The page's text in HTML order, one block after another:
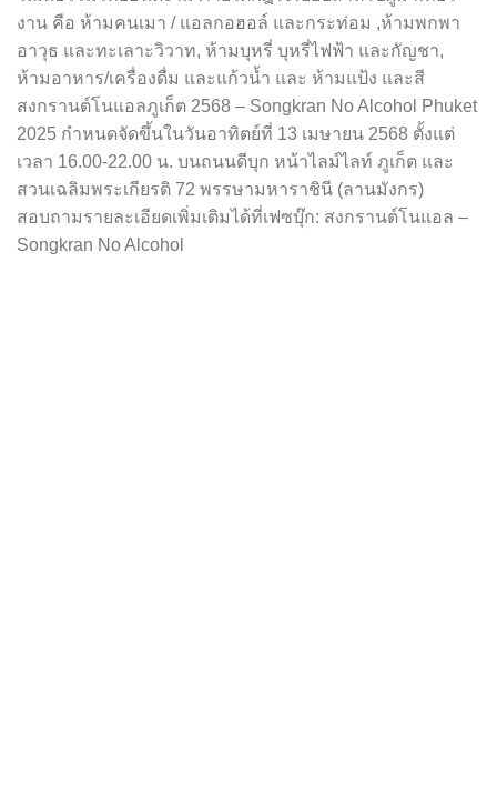
งาน คือ ห้ามคนเมา / แอลกอฮอล์ และกระท่อม ,ห้ามพกพา
อาวุธ และทะเลาะวิวาท, ห้ามบุหรี่ บุหรี่ไฟฟ้า และกัญชา,
ห้ามอาหาร/เครื่องดื่ม และแก้วน้ำ และ ห้ามแป้ง และสี
สงกรานต์โนแอลภูเก็ต 2568 – Songkran No Alcohol Phuket
2025 กำหนดจัดขึ้นในวันอาทิตย์ที่ 13 เมษายน 2568 ตั้งแต่
เวลา 16.00-22.00 น. บนถนนดีบุก หน้าไลม์ไลท์ ภูเก็ต และ
สวนเฉลิมพระเกียรติ 72 พรรษามหาราชินี (ลานมังกร)
สอบถามรายละเอียดเพิ่มเติมได้ที่เฟซบุ๊ก: สงกรานต์โนแอล –
Songkran No Alcohol